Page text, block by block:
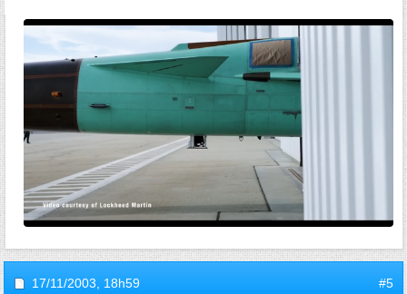
17/11/2003, 18h59 #5